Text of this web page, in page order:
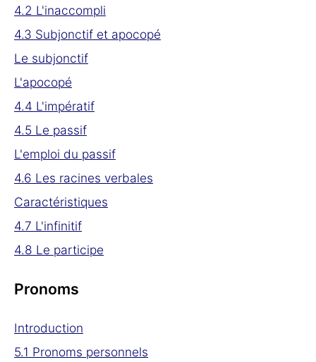
4.2 L'inaccompli
4.3 Subjonctif et apocopé
Le subjonctif
L'apocopé
4.4 L'impératif
4.5 Le passif
L'emploi du passif
4.6 Les racines verbales
Caractéristiques
4.7 L'infinitif
4.8 Le participe
Pronoms
Introduction
5.1 Pronoms personnels